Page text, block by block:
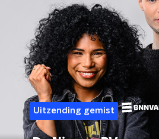
Uitzending gemist